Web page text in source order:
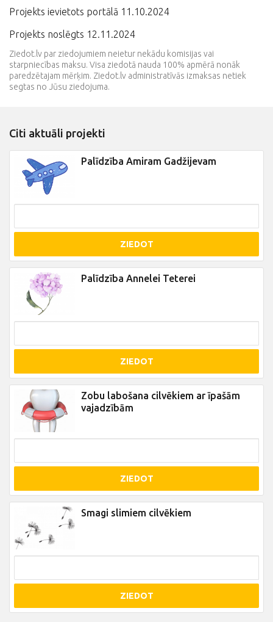
Projekts ievietots portālā 11.10.2024
Projekts noslēgts 12.11.2024
Ziedot.lv par ziedojumiem neietur nekādu komisijas vai
starpniecības maksu. Visa ziedotā nauda 100% apmērā nonāk
paredzētajam mērķim. Ziedot.lv administratīvās izmaksas netiek
segtas no Jūsu ziedojuma.
Citi aktuāli projekti
Palīdzība Amiram Gadžijevam
ZIEDOT
Palīdzība Annelei Teterei
ZIEDOT
Zobu labošana cilvēkiem ar īpašām
vajadzībām
ZIEDOT
Smagi slimiem cilvēkiem
ZIEDOT